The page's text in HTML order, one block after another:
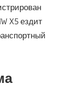
X5 ездит